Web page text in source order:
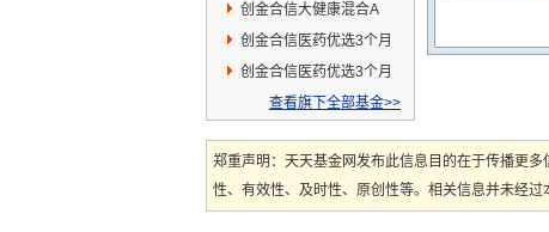
创金合信大健康混合A
创金合信医药优选3个月
持有混合C
创金合信医药优选3个月
持有混合A
查看旗下全部基金>>
郑重声明：天天基金网发布此信息目的在于传播更
性、有效性、及时性、原创性等。相关信息并未经